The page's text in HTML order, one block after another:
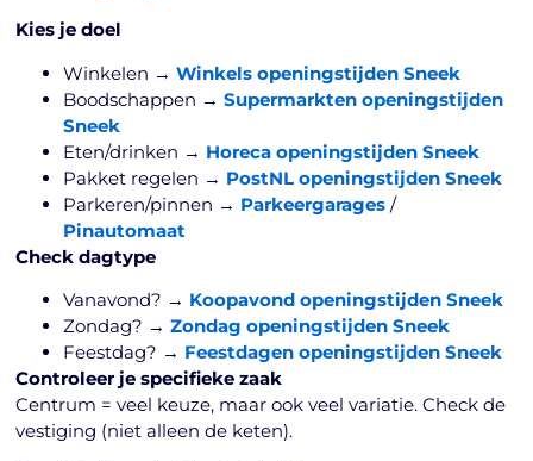
Kies je doel
Winkelen →Winkels openingstijden Sneek
Boodschappen →Supermarkten openingstijden
Sneek
Eten/drinken → Horeca openingstijden Sneek
Pakket regelen → PostNL openingstijden Sneek
Parkeren/pinnen → Parkeergarages /
Pinautomaat
Check dagtype
Vanavond? → Koopavond openingstijden Sneek
Zondag? →Zondag openingstijden Sneek
Feestdag? → Feestdagen openingstijden Sneek
Controleer je specifieke zaak
Centrum = veel keuze, maar ook veel variatie. Check de
vestiging (niet alleen de keten).